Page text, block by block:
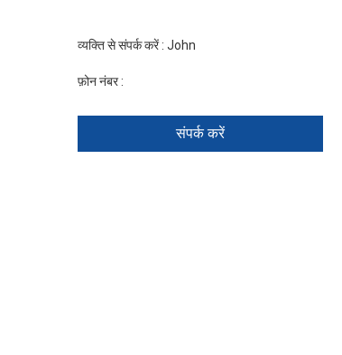
व्यक्ति से संपर्क करें : John
फ़ोन नंबर :
संपर्क करें